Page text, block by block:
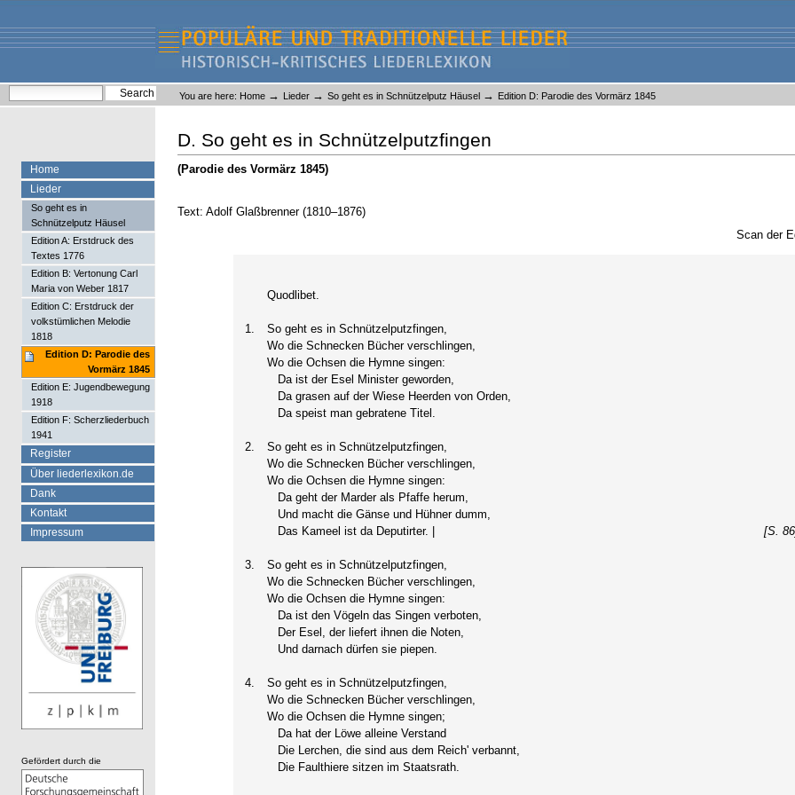
content.
navigation
Liederlexikon
Personal
tools
You are here: Home → Lieder → So geht es in Schnützelputz Häusel → Edition D: Parodie des Vormärz 1845
D. So geht es in Schnützelputzfingen
(Parodie des Vormärz 1845)
Text: Adolf Glaßbrenner (1810–1876)
Scan der
Quodlibet.
1.
So geht es in Schnützelputzfingen,
Wo die Schnecken Bücher verschlingen,
Wo die Ochsen die Hymne singen:
Da ist der Esel Minister geworden,
Da grasen auf der Wiese Heerden von Orden,
Da speist man gebratene Titel.
2.
So geht es in Schnützelputzfingen,
Wo die Schnecken Bücher verschlingen,
Wo die Ochsen die Hymne singen:
Da geht der Marder als Pfaffe herum,
Und macht die Gänse und Hühner dumm,
Das Kameel ist da Deputirter. |
[S.
3.
So geht es in Schnützelputzfingen,
Wo die Schnecken Bücher verschlingen,
Wo die Ochsen die Hymne singen:
Da ist den Vögeln das Singen verboten,
Der Esel, der liefert ihnen die Noten,
Und darnach dürfen sie piepen.
4.
So geht es in Schnützelputzfingen,
Wo die Schnecken Bücher verschlingen,
Wo die Ochsen die Hymne singen;
Da hat der Löwe alleine Verstand
Die Lerchen, die sind aus dem Reich' verbannt,
Die Faulthiere sitzen im Staatsrath.
Home
Lieder
So geht es in
Schnützelputz Häusel
Edition A: Erstdruck des
Textes 1776
Edition B: Vertonung Carl
Maria von Weber 1817
Edition C: Erstdruck der
volkstümlichen Melodie
1818
Edition D: Parodie des
Vormärz 1845
Edition E: Jugendbewegung
1918
Edition F: Scherzliederbuch
1941
Register
Über liederlexikon.de
Dank
Kontakt
Impressum
Gefördert durch die